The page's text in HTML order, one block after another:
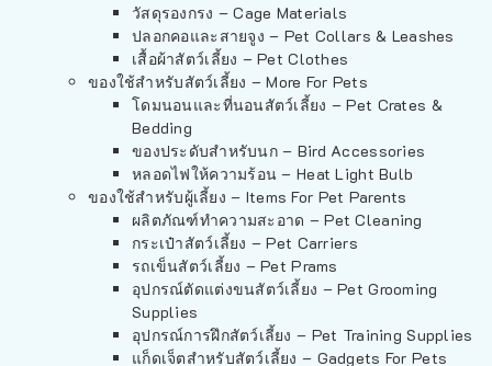
วัสดุรองกรง – Cage Materials
ปลอกคอและสายจูง – Pet Collars & Leashes
เสื้อผ้าสัตว์เลี้ยง – Pet Clothes
ของใช้สำหรับสัตว์เลี้ยง – More For Pets
โดมนอนและที่นอนสัตว์เลี้ยง – Pet Crates &
Bedding
ของประดับสำหรับนก – Bird Accessories
หลอดไฟให้ความร้อน – Heat Light Bulb
ของใช้สำหรับผู้เลี้ยง – Items For Pet Parents
ผลิตภัณฑ์ทำความสะอาด – Pet Cleaning
กระเป๋าสัตว์เลี้ยง – Pet Carriers
รถเข็นสัตว์เลี้ยง – Pet Prams
อุปกรณ์ตัดแต่งขนสัตว์เลี้ยง – Pet Grooming
Supplies
อุปกรณ์การฝึกสัตว์เลี้ยง – Pet Training Supplies
แก็ดเจ็ตสำหรับสัตว์เลี้ยง – Gadgets For Pets